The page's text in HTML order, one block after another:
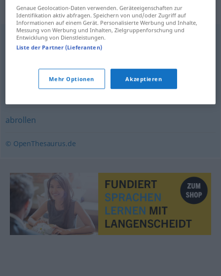
Synonyme für "abwickeln"
leisten,umsetzen,durchführen
abschaffen
abrollen
© OpenThesaurus.de
Genaue Geolocation-Daten verwenden. Geräteeigenschaften zur
Identifikation aktiv abfragen. Speichern von und/oder Zugriff auf
Informationen auf einem Gerät. Personalisierte Werbung und Inhalte,
Messung von Werbung und Inhalten, Zielgruppenforschung und
Entwicklung von Dienstleistungen.
Liste der Partner (Lieferanten)
Mehr Optionen Akzeptieren